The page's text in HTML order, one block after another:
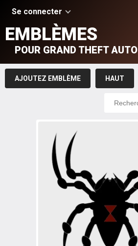
Se connecter
EMBLÈMES
POUR GRAND THEFT AUTO
AJOUTEZ EMBLÈME HAUT